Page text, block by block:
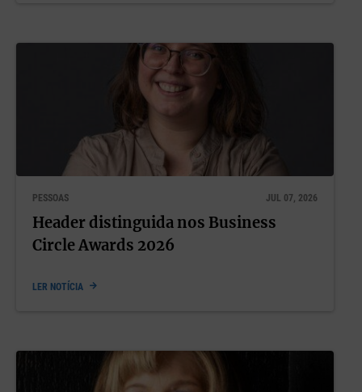
PESSOAS JUL 07, 2026
Header distinguida nos Business
Circle Awards 2026
LER NOTÍCIA